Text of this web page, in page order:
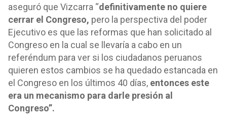
aseguró que Vizcarra “definitivamente no quiere
cerrar el Congreso, pero la perspectiva del poder
Ejecutivo es que las reformas que han solicitado al
Congreso en la cual se llevaría a cabo en un
referéndum para ver si los ciudadanos peruanos
quieren estos cambios se ha quedado estancada en
el Congreso en los últimos 40 días, entonces este
era un mecanismo para darle presión al
Congreso”.